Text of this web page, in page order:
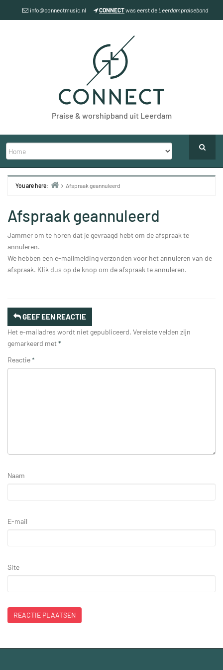
info@connectmusic.nl CONNECTwas eerst de Leerdampraiseband
Praise & worshipband uit Leerdam
You are here:
Afspraak geannuleerd
Afspraak geannuleerd
Jammer om te horen dat je gevraagd hebt om de afspraak te
annuleren.
We hebben een e-mailmelding verzonden voor het annuleren van de
afspraak. Klik dus op de knop om de afspraak te annuleren.
GEEF EEN REACTIE
Het e-mailadres wordt niet gepubliceerd. Vereiste velden zijn
gemarkeerd met*
Reactie*
Naam
E-mail
Site